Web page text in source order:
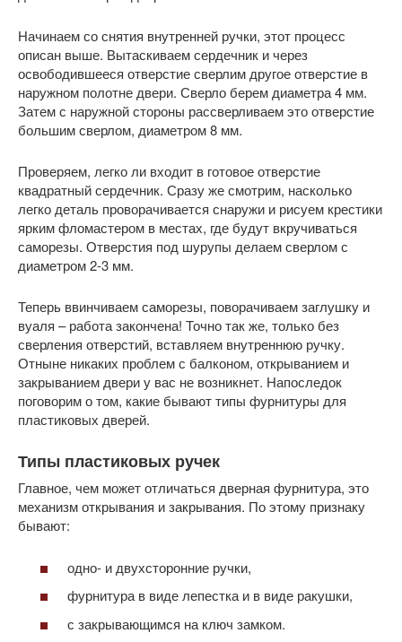
Начинаем со снятия внутренней ручки, этот процесс
описан выше. Вытаскиваем сердечник и через
освободившееся отверстие сверлим другое отверстие в
наружном полотне двери. Сверло берем диаметра 4 мм.
Затем с наружной стороны рассверливаем это отверстие
большим сверлом, диаметром 8 мм.
Проверяем, легко ли входит в готовое отверстие
квадратный сердечник. Сразу же смотрим, насколько
легко деталь проворачивается снаружи и рисуем крестики
ярким фломастером в местах, где будут вкручиваться
саморезы. Отверстия под шурупы делаем сверлом с
диаметром 2-3 мм.
Теперь ввинчиваем саморезы, поворачиваем заглушку и
вуаля – работа закончена! Точно так же, только без
сверления отверстий, вставляем внутреннюю ручку.
Отныне никаких проблем с балконом, открыванием и
закрыванием двери у вас не возникнет. Напоследок
поговорим о том, какие бывают типы фурнитуры для
пластиковых дверей.
Типы пластиковых ручек
Главное, чем может отличаться дверная фурнитура, это
механизм открывания и закрывания. По этому признаку
бывают:
одно- и двухсторонние ручки,
фурнитура в виде лепестка и в виде ракушки,
с закрывающимся на ключ замком.